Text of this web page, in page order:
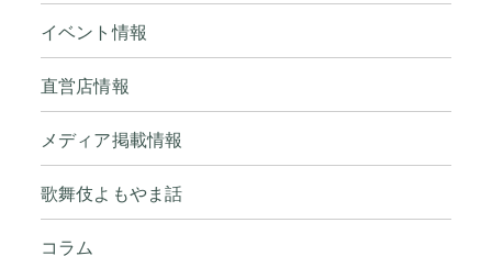
イベント情報
直営店情報
メディア掲載情報
歌舞伎よもやま話
コラム